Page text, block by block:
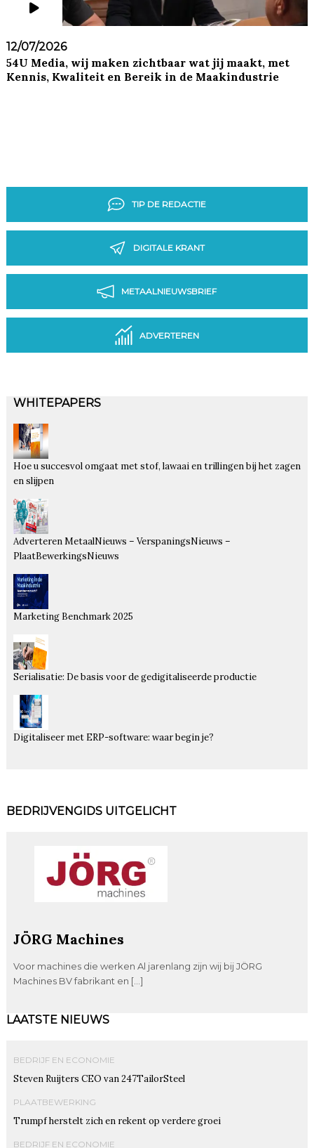
12/07/2026
54U Media, wij maken zichtbaar wat jij maakt, met
Kennis, Kwaliteit en Bereik in de Maakindustrie
TIP DE REDACTIE
DIGITALE KRANT
METAALNIEUWSBRIEF
ADVERTEREN
WHITEPAPERS
Hoe u succesvol omgaat met stof, lawaai en trillingen bij het zagen
en slijpen
Adverteren MetaalNieuws – VerspaningsNieuws –
PlaatBewerkingsNieuws
Marketing Benchmark 2025
Serialisatie: De basis voor de gedigitaliseerde productie
Digitaliseer met ERP-software: waar begin je?
BEDRIJVENGIDS UITGELICHT
JÖRG Machines
Voor machines die werken Al jarenlang zijn wij bij JÖRG
Machines BV fabrikant en […]
LAATSTE NIEUWS
BEDRIJF EN ECONOMIE
Steven Ruijters CEO van 247TailorSteel
PLAATBEWERKING
Trumpf herstelt zich en rekent op verdere groei
BEDRIJF EN ECONOMIE